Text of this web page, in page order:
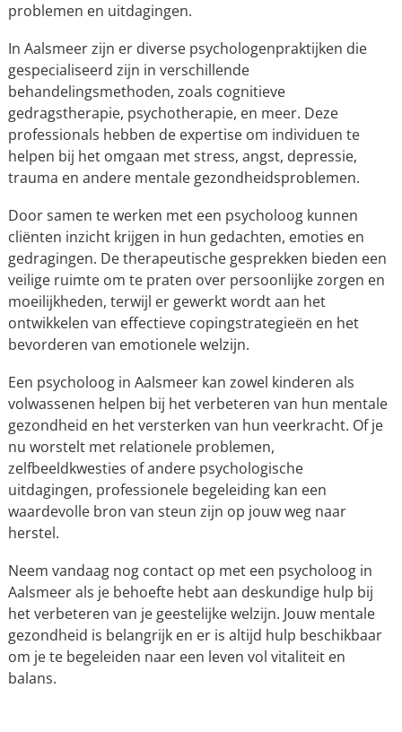
problemen en uitdagingen.
In Aalsmeer zijn er diverse psychologenpraktijken die
gespecialiseerd zijn in verschillende
behandelingsmethoden, zoals cognitieve
gedragstherapie, psychotherapie, en meer. Deze
professionals hebben de expertise om individuen te
helpen bij het omgaan met stress, angst, depressie,
trauma en andere mentale gezondheidsproblemen.
Door samen te werken met een psycholoog kunnen
cliënten inzicht krijgen in hun gedachten, emoties en
gedragingen. De therapeutische gesprekken bieden een
veilige ruimte om te praten over persoonlijke zorgen en
moeilijkheden, terwijl er gewerkt wordt aan het
ontwikkelen van effectieve copingstrategieën en het
bevorderen van emotionele welzijn.
Een psycholoog in Aalsmeer kan zowel kinderen als
volwassenen helpen bij het verbeteren van hun mentale
gezondheid en het versterken van hun veerkracht. Of je
nu worstelt met relationele problemen,
zelfbeeldkwesties of andere psychologische
uitdagingen, professionele begeleiding kan een
waardevolle bron van steun zijn op jouw weg naar
herstel.
Neem vandaag nog contact op met een psycholoog in
Aalsmeer als je behoefte hebt aan deskundige hulp bij
het verbeteren van je geestelijke welzijn. Jouw mentale
gezondheid is belangrijk en er is altijd hulp beschikbaar
om je te begeleiden naar een leven vol vitaliteit en
balans.